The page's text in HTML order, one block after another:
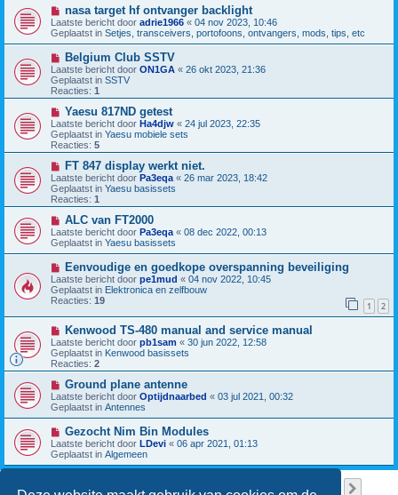
h
t
b
e
r
i
h
t
N
i
e
u
w
b
e
r
i
t
nasa target hf ontvanger backlight
Laatste bericht door adrie1966 « 04 nov 2023, 10:46
Geplaatst in Setjes, transceivers, portofoons, ontvangers, mods, tips, etc
N
i
e
u
w
b
r
i
c
h
Belgium Club SSTV
Laatste bericht door ON1GA « 26 okt 2023, 21:36
Geplaatst in SSTV
Reacties: 1
N
i
e
u
w
b
e
r
i
c
Yaesu 817ND getest
Laatste bericht door Ha4djw « 24 jul 2023, 22:35
Geplaatst in Yaesu mobiele sets
Reacties: 5
N
i
e
u
w
e
r
i
h
t
FT 847 display werkt niet.
Laatste bericht door Pa3eqa « 26 mar 2023, 18:42
Geplaatst in Yaesu basissets
Reacties: 1
N
i
e
u
w
b
e
r
i
h
ALC van FT2000
Laatste bericht door Pa3eqa « 08 dec 2022, 00:13
Geplaatst in Yaesu basissets
N
i
e
u
w
b
e
r
i
c
h
Eenvoudige en goedkope overspanning beveiliging
Laatste bericht door pe1mud « 04 nov 2022, 10:45
Geplaatst in Elektronica en zelfbouw
Reacties: 19 1 2
N
i
e
u
w
b
r
i
h
t
Kenwood TS-480 manual and service manual
Laatste bericht door pb1sam « 30 jun 2022, 12:58
Geplaatst in Kenwood basissets
Reacties: 2
N
i
e
u
w
b
e
r
i
Ground plane antenne
Laatste bericht door Optijdnaarbed « 03 jul 2021, 00:32
Geplaatst in Antennes
N
i
e
u
w
Gezocht Nim Bin Modules
Laatste bericht door LDevi « 06 apr 2021, 01:13
Geplaatst in Algemeen
Er zijn 949 resultaten gevonden van
1 2 3 4 5 …